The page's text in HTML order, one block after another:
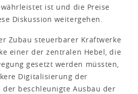
ist und die Preise
Diskussion weitergehen.
Zubau steuerbarer Kraftwerke
einer der zentralen Hebel, die
gesetzt werden müssten,
Digitalisierung der
beschleunigte Ausbau der